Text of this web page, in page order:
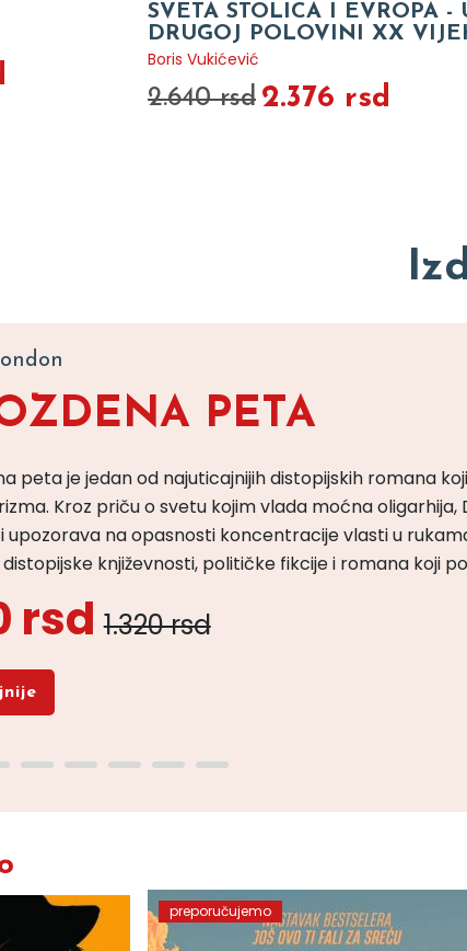
SVETA STOLICA I EVROPA -
DRUGOJ POLOVINI XX
Boris Vukićević
2.640 rsd 2.376 rsd
PETA
peta je jedan od najuticajnijih distopijskih romana
Kroz priču o svetu kojim vlada moćna
upozorava na opasnosti koncentracije vlasti u
književnosti, političke fikcije i romana koji
rsd 1.320 rsd
preporučujemo